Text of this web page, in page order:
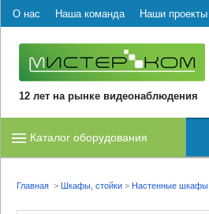
О нас Наша команда Наши проекты
12 лет на рынке видеонаблюдения
Каталог оборудования
Главная > Шкафы, стойки > Настенные шкафы